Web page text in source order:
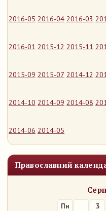
2016-05 2016-04 2016-03
2016-01 2015-12 2015-11
2015-09 2015-07 2014-12
2014-10 2014-09 2014-08
2014-06 2014-05
Православний
Пн 3